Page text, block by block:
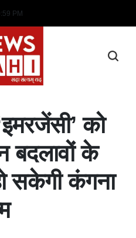
:59 PM
को
बदलावों के
सकेगी कंगना